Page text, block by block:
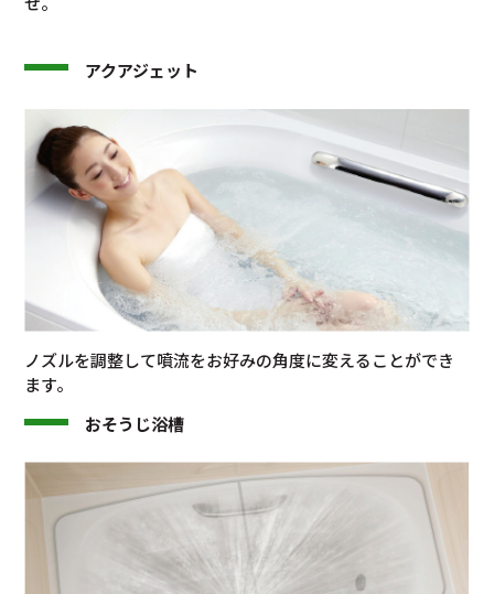
アクアジェット
ノズルを調整して噴流をお好みの角度に変えることができ
ます。
おそうじ浴槽